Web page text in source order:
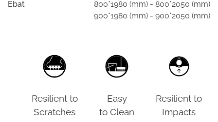
Ebat
800*1980 (mm) - 800*2050 (mm)
900*1980 (mm) - 900*2050 (mm)
Resilient to
Scratches
Easy
to Clean
Resilient to
Impacts